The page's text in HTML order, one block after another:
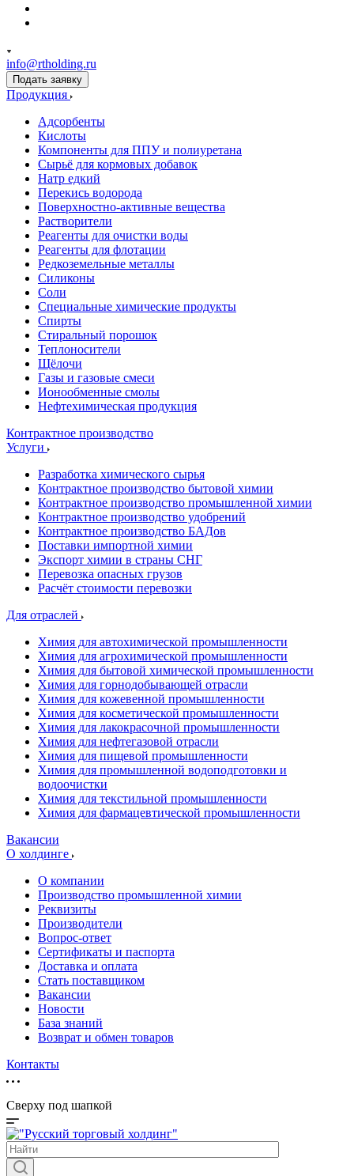
info@rtholding.ru
Подать заявку
Продукция
Адсорбенты
Кислоты
Компоненты для ППУ и полиуретана
Сырьё для кормовых добавок
Натр едкий
Перекись водорода
Поверхностно-активные вещества
Растворители
Реагенты для очистки воды
Реагенты для флотации
Редкоземельные металлы
Силиконы
Соли
Специальные химические продукты
Спирты
Стиральный порошок
Теплоносители
Щёлочи
Газы и газовые смеси
Ионообменные смолы
Нефтехимическая продукция
Контрактное производство
Услуги
Разработка химического сырья
Контрактное производство бытовой химии
Контрактное производство промышленной химии
Контрактное производство удобрений
Контрактное производство БАДов
Поставки импортной химии
Экспорт химии в страны СНГ
Перевозка опасных грузов
Расчёт стоимости перевозки
Для отраслей
Химия для автохимической промышленности
Химия для агрохимической промышленности
Химия для бытовой химической промышленности
Химия для горнодобывающей отрасли
Химия для кожевенной промышленности
Химия для косметической промышленности
Химия для лакокрасочной промышленности
Химия для нефтегазовой отрасли
Химия для пищевой промышленности
Химия для промышленной водоподготовки и
водоочистки
Химия для текстильной промышленности
Химия для фармацевтической промышленности
Вакансии
О холдинге
О компании
Производство промышленной химии
Реквизиты
Производители
Вопрос-ответ
Сертификаты и паспорта
Доставка и оплата
Стать поставщиком
Вакансии
Новости
База знаний
Возврат и обмен товаров
Контакты
Сверху под шапкой